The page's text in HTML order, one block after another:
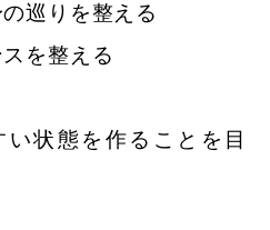
巡りを整える
を整える
状態を作ることを目